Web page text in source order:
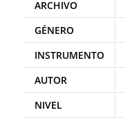
ARCHIVO
GÉNERO
INSTRUMENTO
AUTOR
NIVEL